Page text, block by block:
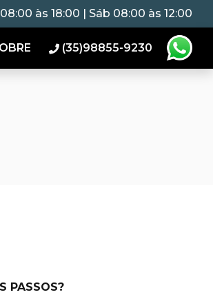
às 18:00 | Sáb 08:00 às 12:00
(35)98855-9230
PASSOS?